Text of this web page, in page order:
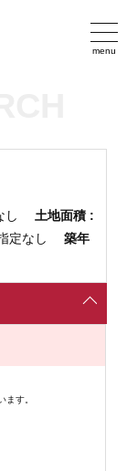
し 土地面積 :
定なし築年